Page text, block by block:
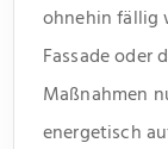
ohnehin fällig
Fassade oder
Maßnahmen
energetisch